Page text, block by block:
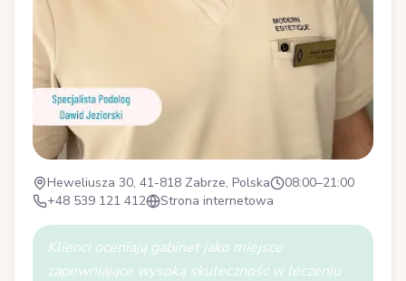
Heweliusza 30, 41-818 Zabrze, Polska
08:00–21:00
+48 539 121 412
Strona internetowa
Klienci oceniają gabinet jako miejsce
zapewniające wysoką skuteczność w leczeniu